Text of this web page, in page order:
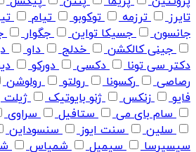
تایرز
ترزمه توکوبو تیام
جانسون
جسیکا تواین جگوار
جینی کالکشن
خدلج داو
دکتر سی تونا
دکسی دورکو
رصاصی
رکسونا رولتو رولوشن
فایو
زنکس ژنو بایوتیک ژیلت
سام بای می
ستافیل سراوی
سلین
سنت ایوز سنسوداین
سیسپرسا
سیمپل شمیاس